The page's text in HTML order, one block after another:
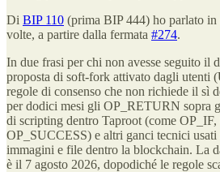
Di BIP 110 (prima BIP 444) ho parlato in
volte, a partire dalla fermata #274.
In due frasi per chi non avesse seguito il
proposta di soft-fork attivato dagli utenti (
regole di consenso che non richiede il sì
per dodici mesi gli OP_RETURN sopra
di scripting dentro Taproot (come
OP_SUCCESS) e altri ganci tecnici
immagini e file dentro la blockchain. La
è il 7 agosto 2026, dopodiché le regole